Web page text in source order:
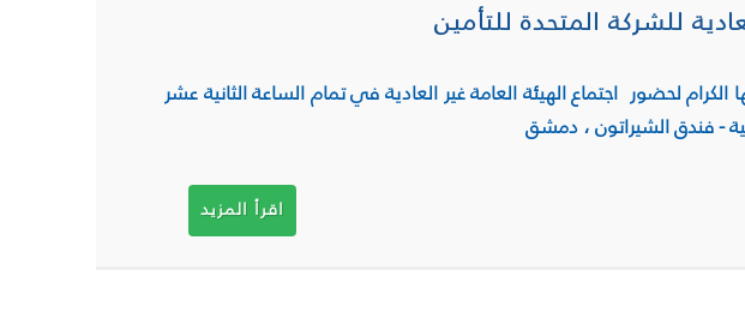
للشركة المتحدة للتأمين
لحضور اجتماع الهيئة العامة غير العادية في تمام الساعة الثانية عشر
اقرأ المزيد